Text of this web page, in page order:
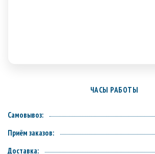
ЧАСЫ РАБОТЫ
Самовывоз:
Приём заказов:
Доставка: